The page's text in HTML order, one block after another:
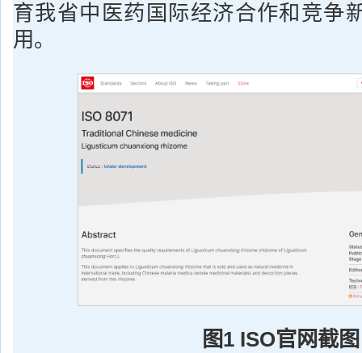
育我省中医药国际经济合作和竞争
用。
图1 ISO官网截图